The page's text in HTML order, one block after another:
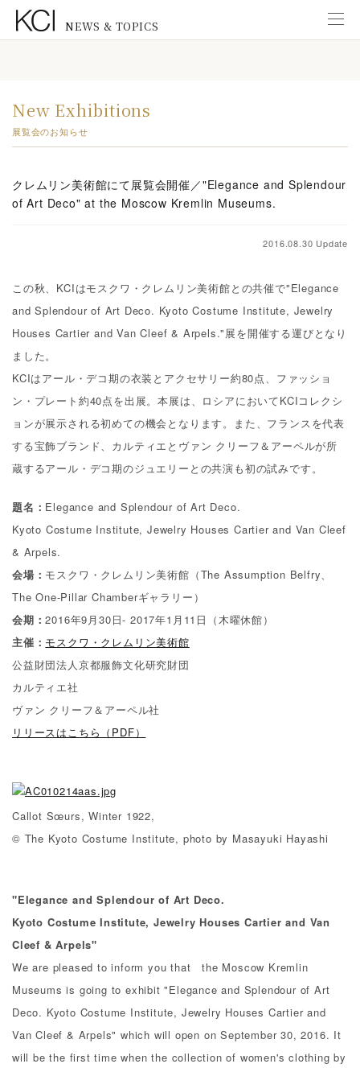
New Exhibitions
展覧会のお知らせ
クレムリン美術館にて展覧会開催／"Elegance and Splendour
of Art Deco" at the Moscow Kremlin Museums.
2016.08.30 Update
この秋、KCIはモスクワ・クレムリン美術館との共催で"Elegance
and Splendour of Art Deco. Kyoto Costume Institute, Jewelry
Houses Cartier and Van Cleef & Arpels."展を開催する運びとなり
ました。
KCIはアール・デコ期の衣装とアクセサリー約80点、ファッショ
ン・プレート約40点を出展。本展は、ロシアにおいてKCIコレクシ
ョンが展示される初めての機会となります。また、フランスを代表
する宝飾ブランド、カルティエとヴァン クリーフ＆アーペルが所
蔵するアール・デコ期のジュエリーとの共演も初の試みです。
題名： Elegance and Splendour of Art Deco.
Kyoto Costume Institute, Jewelry Houses Cartier and Van Cleef
& Arpels.
会場： モスクワ・クレムリン美術館（The Assumption Belfry、
The One-Pillar Chamberギャラリー）
会期：2016年9月30日- 2017年1月11日（木曜休館）
主催： モスクワ・クレムリン美術館
公益財団法人京都服飾文化研究財団
カルティエ社
ヴァン クリーフ＆アーペル社
リリースはこちら（PDF）
Callot Sœurs, Winter 1922,
© The Kyoto Costume Institute, photo by Masayuki Hayashi
"Elegance and Splendour of Art Deco.
Kyoto Costume Institute, Jewelry Houses Cartier and Van
Cleef & Arpels"
We are pleased to inform you that the Moscow Kremlin
Museums is going to exhibit "Elegance and Splendour of Art
Deco. Kyoto Costume Institute, Jewelry Houses Cartier and
Van Cleef & Arpels" which will open on September 30, 2016. It
will be the first time when the collection of women's clothing by
NEWS & TOPICS
New Exhibitions
KCIギャラリーのお知らせ
New Publications
出版物のご案内
Education
Others
その他